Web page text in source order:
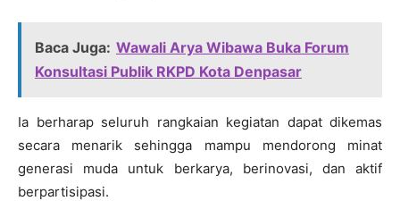
Baca Juga: Wawali Arya Wibawa Buka Forum
Konsultasi Publik RKPD Kota Denpasar
Ia berharap seluruh rangkaian kegiatan dapat dikemas
secara menarik sehingga mampu mendorong minat
generasi muda untuk berkarya, berinovasi, dan aktif
berpartisipasi.